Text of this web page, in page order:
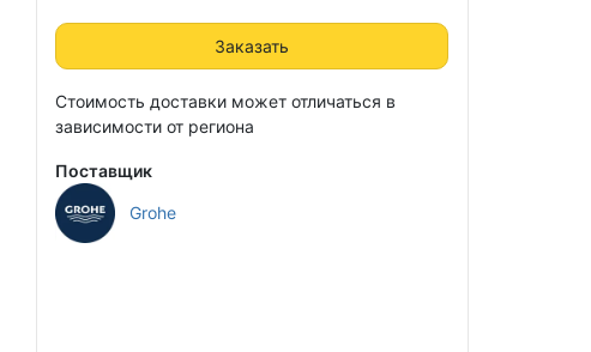
Заказать
Стоимость доставки может отличаться в
зависимости от региона
Поставщик
Grohe